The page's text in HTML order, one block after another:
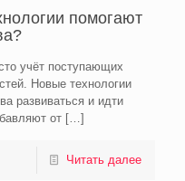
помогают
учёт поступающих
Новые технологии
развиваться и идти
от […]
Читать далее